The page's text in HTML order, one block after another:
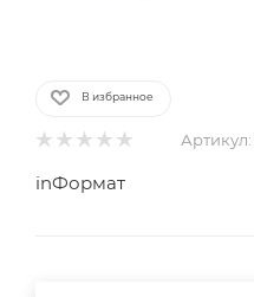
В избранное
Артикул:
inФормат